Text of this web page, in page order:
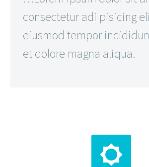
consectetur adi pisicing
eiusmod tempor
et dolore magna aliqua.

